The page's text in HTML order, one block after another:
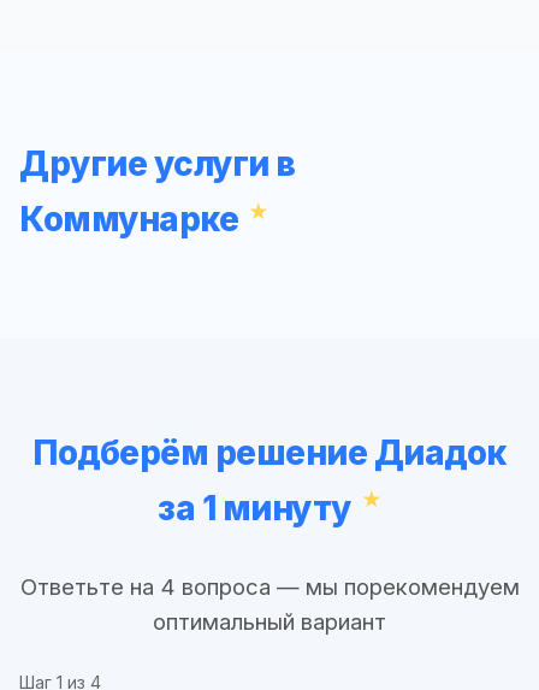
Другие услуги в
Коммунарке
Подберём решение Диадок
за 1 минуту
Ответьте на 4 вопроса — мы порекомендуем
оптимальный вариант
Шаг 1 из 4